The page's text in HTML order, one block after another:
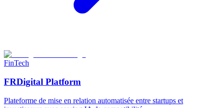
FinTech
FRDigital Platform
Plateforme de mise en relation automatisée entre startups et